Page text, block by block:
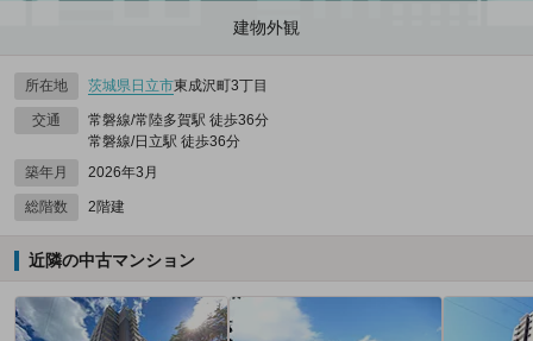
建物外観
所在地 茨城県日立市東成沢町3丁目
交通
常磐線/常陸多賀駅 徒歩36分
常磐線/日立駅 徒歩36分
築年月
2026年3月
総階数 2階建
近隣の中古マンション